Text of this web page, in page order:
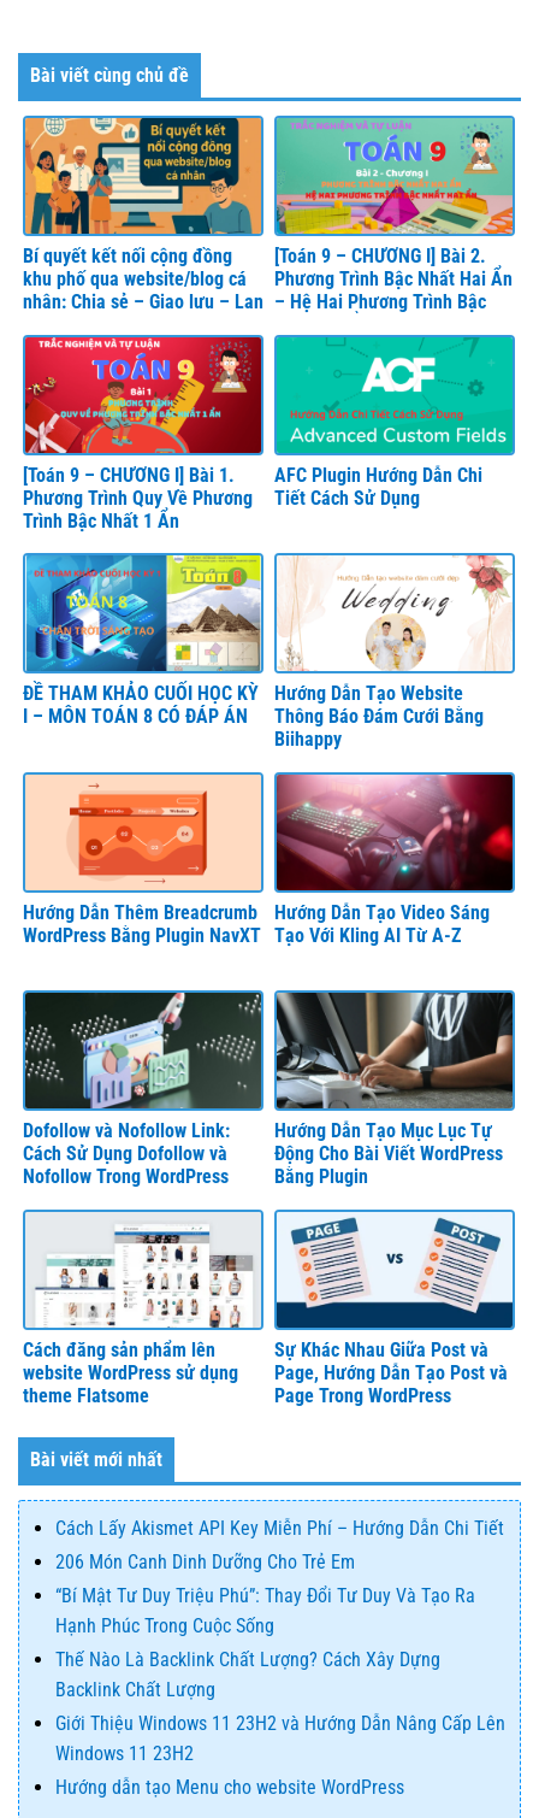
Bài viết cùng chủ đề
Bí quyết kết nối cộng đồng
khu phố qua website/blog cá
nhân: Chia sẻ – Giao lưu – Lan
[Toán 9 – CHƯƠNG I] Bài 2.
Phương Trình Bậc Nhất Hai Ẩn
– Hệ Hai Phương Trình Bậc
[Toán 9 – CHƯƠNG I] Bài 1.
Phương Trình Quy Về Phương
Trình Bậc Nhất 1 Ẩn
AFC Plugin Hướng Dẫn Chi
Tiết Cách Sử Dụng
ĐỀ THAM KHẢO CUỐI HỌC KỲ
I – MÔN TOÁN 8 CÓ ĐÁP ÁN
Hướng Dẫn Tạo Website
Thông Báo Đám Cưới Bằng
Biihappy
Hướng Dẫn Thêm Breadcrumb
WordPress Bằng Plugin NavXT
Hướng Dẫn Tạo Video Sáng
Tạo Với Kling AI Từ A-Z
Dofollow và Nofollow Link:
Cách Sử Dụng Dofollow và
Nofollow Trong WordPress
Hướng Dẫn Tạo Mục Lục Tự
Động Cho Bài Viết WordPress
Bằng Plugin
Cách đăng sản phẩm lên
website WordPress sử dụng
theme Flatsome
Sự Khác Nhau Giữa Post và
Page, Hướng Dẫn Tạo Post và
Page Trong WordPress
Bài viết mới nhất
Cách Lấy Akismet API Key Miễn Phí – Hướng Dẫn Chi Tiết
206 Món Canh Dinh Dưỡng Cho Trẻ Em
“Bí Mật Tư Duy Triệu Phú”: Thay Đổi Tư Duy Và Tạo Ra
Hạnh Phúc Trong Cuộc Sống
Thế Nào Là Backlink Chất Lượng? Cách Xây Dựng
Backlink Chất Lượng
Giới Thiệu Windows 11 23H2 và Hướng Dẫn Nâng Cấp Lên
Windows 11 23H2
Hướng dẫn tạo Menu cho website WordPress